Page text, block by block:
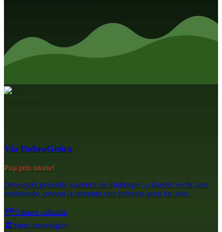
Via DobroGetica
Pași prin istorie!
Descoperă poveștile autentice ale Dobrogei — biserici vechi, sate
tradiționale, oameni și obiceiuri care definesc acest loc unic.
🗺️5 trasee culturale
🏛️Situri arheologice